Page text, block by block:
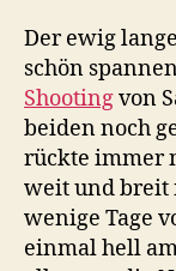
Der ewig
schön
Shootingvon
beiden noch
rückte immer
weit und breit
wenige Tage
einmal hell